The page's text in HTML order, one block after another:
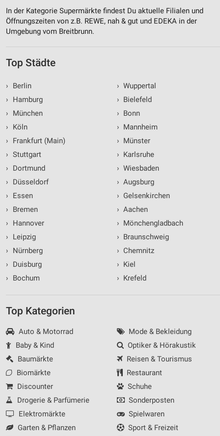
In der Kategorie Supermärkte findest Du aktuelle Filialen und
Öffnungszeiten von z.B. REWE, nah & gut und EDEKA in der
Umgebung vom Breitbrunn.
Top Städte
›
Berlin
›
Hamburg
›
München
›
Köln
›
Frankfurt (Main)
› Stuttgart
›
Dortmund
›
Düsseldorf
›
Essen
›
Bremen
›
Hannover
›
Leipzig
›
Nürnberg
›
Duisburg
›
Bochum
› Wuppertal
› Bielefeld
› Bonn
› Mannheim
› Münster
› Karlsruhe
› Wiesbaden
› Augsburg
› Gelsenkirchen
› Aachen
› Mönchengladbach
› Braunschweig
› Chemnitz
› Kiel
› Krefeld
Top Kategorien
Auto & Motorrad
Baby & Kind
Baumärkte
Biomärkte
Discounter
Drogerie & Parfümerie
Elektromärkte
Garten & Pflanzen
Mode & Bekleidung
Optiker & Hörakustik
Reisen & Tourismus
Restaurant
Schuhe
Sonderposten
Spielwaren
Sport & Freizeit